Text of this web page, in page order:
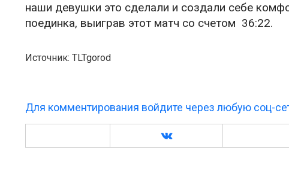
наши девушки это сделали и создали себе
поединка, выиграв этот матч со счетом 36:22.
Источник: TLTgorod
Для комментирования войдите через любую соц-